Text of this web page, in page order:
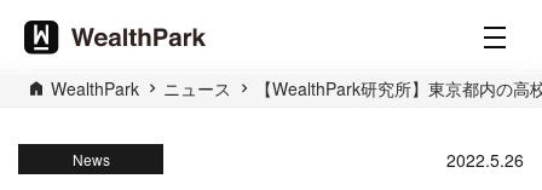
WealthPark ニュース 【WealthPark研究所】東京都内の
News 2022.5.26